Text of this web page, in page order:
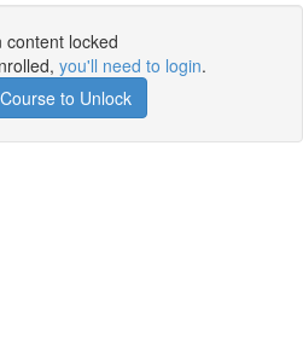
content locked
you'll need to login.
to Unlock